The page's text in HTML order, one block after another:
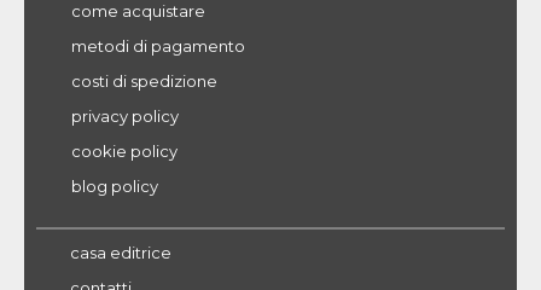
come acquistare
metodi di pagamento
costi di spedizione
privacy policy
cookie policy
blog policy
casa editrice